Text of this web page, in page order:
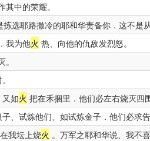
其中的荣耀。
选耶路撒冷的耶和华责备你．这不是
我为他火 热、向他的仇敌发烈怒。
。
如火 把在禾捆里．他们必左右烧灭四
、试炼他们、如试炼金子．他们必
我坛上烧火 。万军之耶和华说、我不